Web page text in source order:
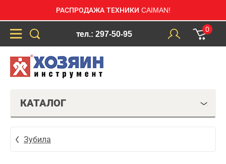
РАСПРОДАЖА ТЕХНИКИ CAIMAN!
тел.: 297-50-95
0
КАТАЛОГ
Зубила